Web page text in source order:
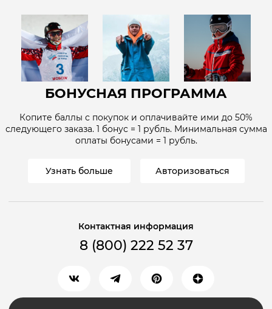
БОНУСНАЯ ПРОГРАММА
Копите баллы с покупок и оплачивайте ими до 50%
следующего заказа. 1 бонус = 1 рубль. Минимальная сумма
оплаты бонусами = 1 рубль.
Узнать больше Авторизоваться
Контактная информация
8 (800) 222 52 37